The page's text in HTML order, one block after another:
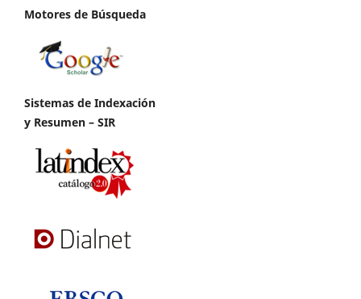
Motores de Búsqueda
Sistemas de Indexación
y Resumen – SIR